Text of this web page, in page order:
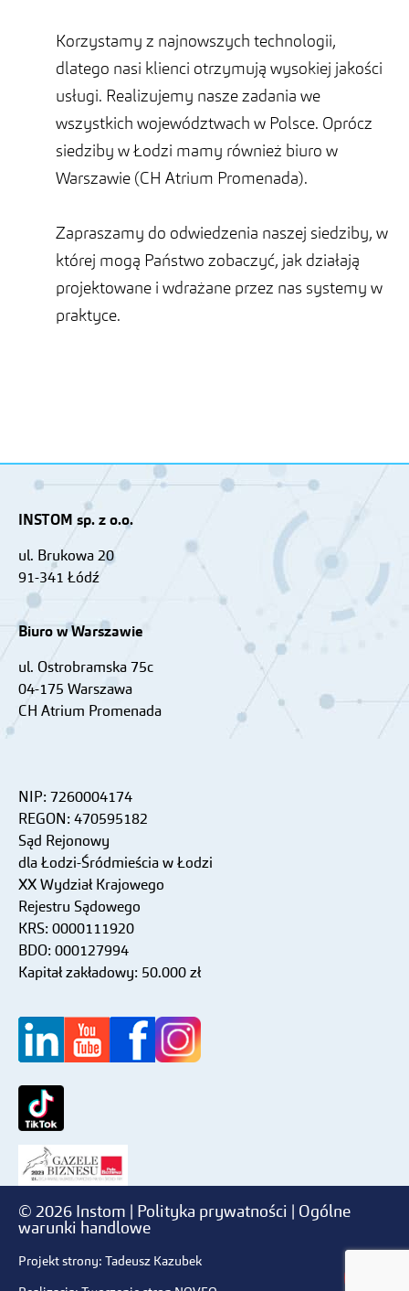
Korzystamy z najnowszych technologii,
dlatego nasi klienci otrzymują wysokiej jakości
usługi. Realizujemy nasze zadania we
wszystkich województwach w Polsce. Oprócz
siedziby w Łodzi mamy również biuro w
Warszawie (CH Atrium Promenada).
Zapraszamy do odwiedzenia naszej siedziby, w
której mogą Państwo zobaczyć, jak działają
projektowane i wdrażane przez nas systemy w
praktyce.
INSTOM sp. z o.o.
ul. Brukowa 20
91-341 Łódź
Biuro w Warszawie
ul. Ostrobramska 75c
04-175 Warszawa
CH Atrium Promenada
NIP: 7260004174
REGON: 470595182
Sąd Rejonowy
dla Łodzi-Śródmieścia w Łodzi
XX Wydział Krajowego
Rejestru Sądowego
KRS: 0000111920
BDO: 000127994
Kapitał zakładowy: 50.000 zł
© 2026 Instom | Polityka prywatności
Ogólne
warunki handlowe
Projekt strony: Tadeusz Kazubek